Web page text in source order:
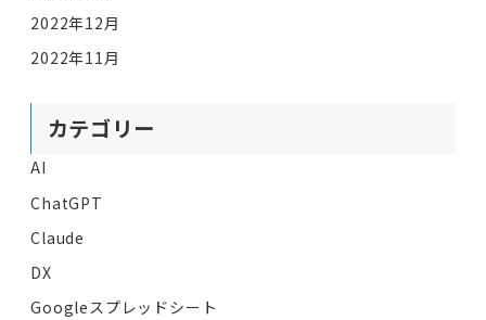
2022年12月
2022年11月
カテゴリー
AI
ChatGPT
Claude
DX
Googleスプレッドシート